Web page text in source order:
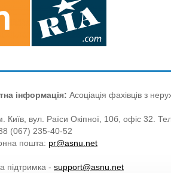
інформація: Асоціація фахівців з
Київ, вул. Раїси Окіпної, 10б, офіс 32.
(067) 235-40-52
пошта: pr@asnu.net
підтримка - support@asnu.net